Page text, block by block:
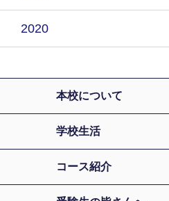
2020
本校について
学校生活
コース紹介